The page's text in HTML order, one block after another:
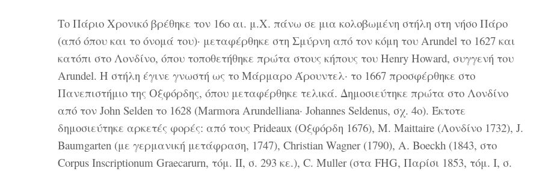
Το Πάριο Χρονικό βρέθηκε τον 16ο αι. μ.Χ. πάνω σε μια κολοβωμένη στήλη στη νήσο Πάρο
(από όπου και το όνομά του)· μεταφέρθηκε στη Σμύρνη από τον κόμη του Arundel το 1627 και
κατόπι στο Λονδίνο, όπου τοποθετήθηκε πρώτα στους κήπους του Henry Howard, συγγενή του
Arundel. Η στήλη έγινε γνωστή ως το Μάρμαρο Άρουντελ· το 1667 προσφέρθηκε στο
Πανεπιστήμιο της Οξφόρδης, όπου μεταφέρθηκε τελικά. Δημοσιεύτηκε πρώτα στο Λονδίνο
από τον John Selden το 1628 (Marmora Arundelliana· Johannes Seldenus, σχ. 4ο). Έκτοτε
δημοσιεύτηκε αρκετές φορές: από τους Prideaux (Οξφόρδη 1676), Μ. Maittaire (Λονδίνο 1732), J.
Baumgarten (με γερμανική μετάφραση, 1747), Christian Wagner (1790), Α. Boeckh (1843, στο
Corpus Inscriptionum Graecarurn, τόμ. II, σ. 293 κε.), C. Muller (στα FHG, Παρίσι 1853, τόμ. Ι, σ.